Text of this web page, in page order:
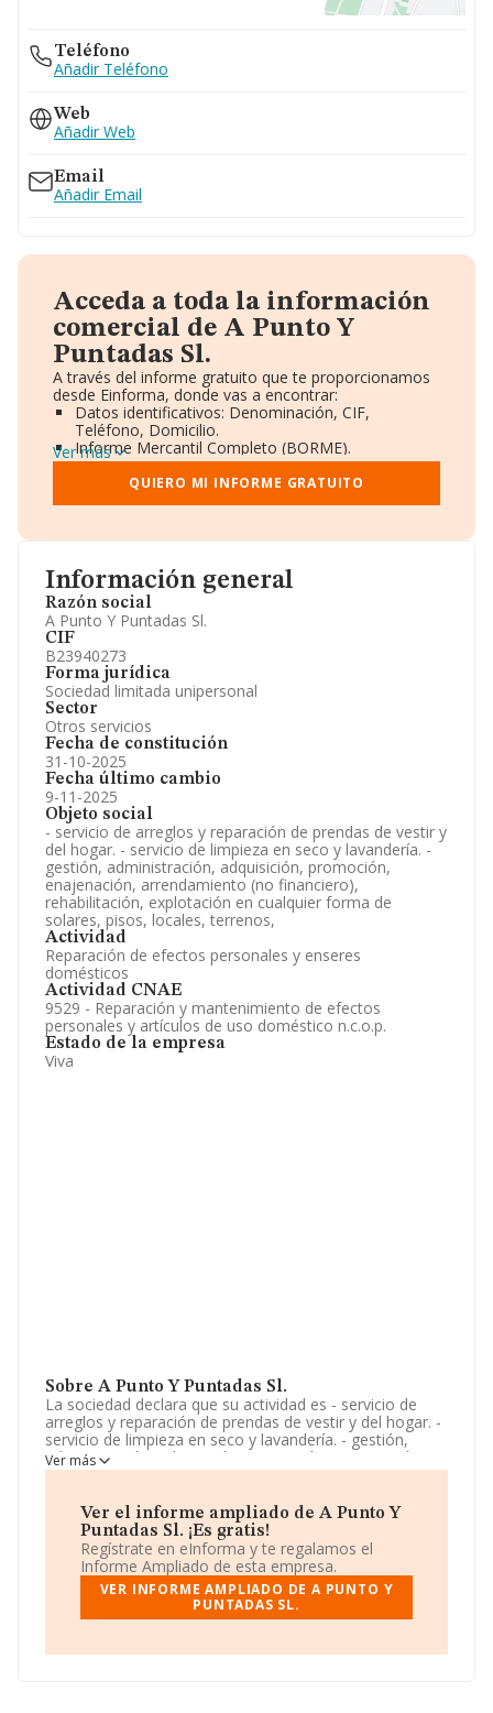
Información general
Razón social
A Punto Y Puntadas Sl.
CIF
B23940273
Forma jurídica
Sociedad limitada unipersonal
Sector
Otros servicios
Fecha de constitución
31-10-2025
Fecha último cambio
9-11-2025
Objeto social
- servicio de arreglos y reparación de prendas de vestir y
del hogar. - servicio de limpieza en seco y lavandería. -
gestión, administración, adquisición, promoción,
enajenación, arrendamiento (no financiero),
rehabilitación, explotación en cualquier forma de
solares, pisos, locales, terrenos,
Actividad
Reparación de efectos personales y enseres
domésticos
Actividad CNAE
9529 - Reparación y mantenimiento de efectos
personales y artículos de uso doméstico n.c.o.p.
Estado de la empresa
Viva
Sobre A Punto Y Puntadas Sl.
La sociedad declara que su actividad es - servicio de
arreglos y reparación de prendas de vestir y del hogar. -
servicio de limpieza en seco y lavandería. - gestión,
administración, adquisición, promoción, enajenación,
arrendamiento (no financiero), rehabilitación,
locales, terrenos,. La empresa está registrada como
Sociedad Limitada. Su actividad CNAE es 'Reparación de
otros efectos personales y artículos de uso doméstico'
con código 9529. La sociedad no tiene actividad en
mercados exteriores.
La empresaA Punto y Puntadas S.L, con NIF
Loc 6, (28054), en el municipio de Madrid, Madrid.
Ver más
Ver el informe ampliado de A Punto Y
Puntadas Sl. ¡Es gratis!
Regístrate en eInforma y te regalamos el
Informe Ampliado de esta empresa.
VER INFORME AMPLIADO DE A PUNTO Y
PUNTADAS SL.
Teléfono
Añadir Teléfono
Web
Añadir Web
Email
Añadir Email
Acceda a toda la información
comercial de A Punto Y
Puntadas Sl.
A través del informe gratuito que te proporcionamos
desde Einforma, donde vas a encontrar:
Datos identificativos: Denominación, CIF,
Teléfono, Domicilio.
Informe Mercantil Completo (BORME).
Gráficos de Evolución Ventas y Empleados.
Consejo de Administración y Administradores.
Directivos y Ejecutivos.
Información oficial y registral complementaria.
Ver más
QUIERO MI INFORME GRATUITO